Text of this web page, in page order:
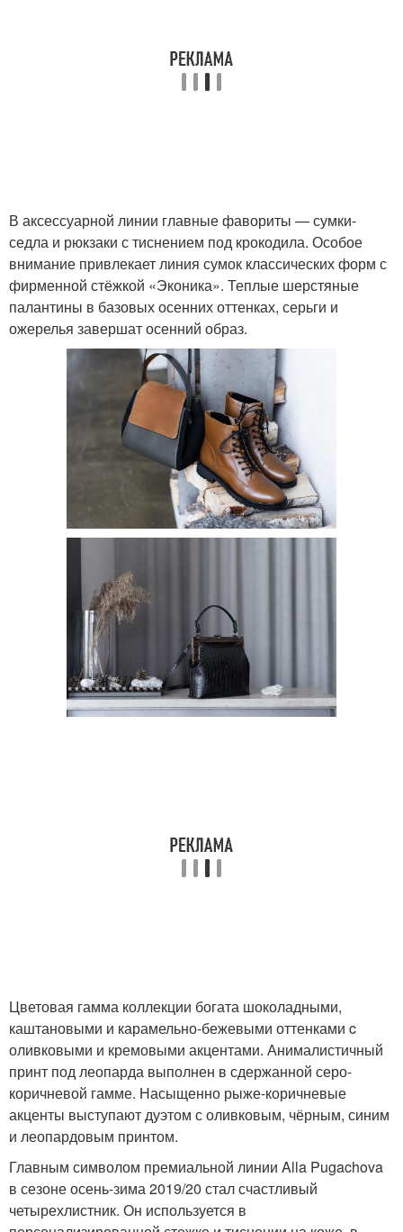
В аксессуарной линии главные фавориты — сумки-
седла и рюкзаки с тиснением под крокодила. Особое
внимание привлекает линия сумок классических форм с
фирменной стёжкой «Эконика». Теплые шерстяные
палантины в базовых осенних оттенках, серьги и
ожерелья завершат осенний образ.
Цветовая гамма коллекции богата шоколадными,
каштановыми и карамельно-бежевыми оттенками c
оливковыми и кремовыми акцентами. Анималистичный
принт под леопарда выполнен в сдержанной серо-
коричневой гамме. Насыщенно рыже-коричневые
акценты выступают дуэтом с оливковым, чёрным, синим
и леопардовым принтом.
Главным символом премиальной линии Alla Pugachova
в сезоне осень-зима 2019/20 стал счастливый
четырехлистник. Он используется в